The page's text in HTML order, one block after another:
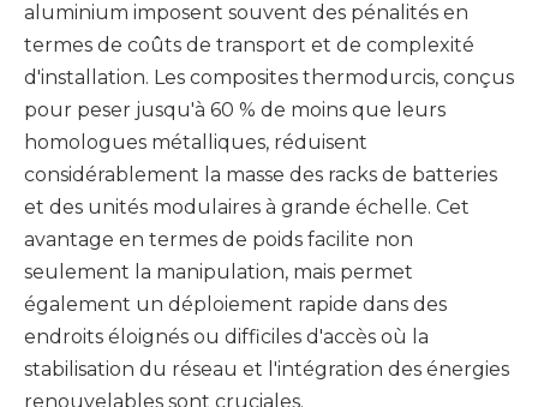
aluminium imposent souvent des pénalités en
termes de coûts de transport et de complexité
d'installation. Les composites thermodurcis, conçus
pour peser jusqu'à 60 % de moins que leurs
homologues métalliques, réduisent
considérablement la masse des racks de batteries
et des unités modulaires à grande échelle. Cet
avantage en termes de poids facilite non
seulement la manipulation, mais permet
également un déploiement rapide dans des
endroits éloignés ou difficiles d'accès où la
stabilisation du réseau et l'intégration des énergies
renouvelables sont cruciales.